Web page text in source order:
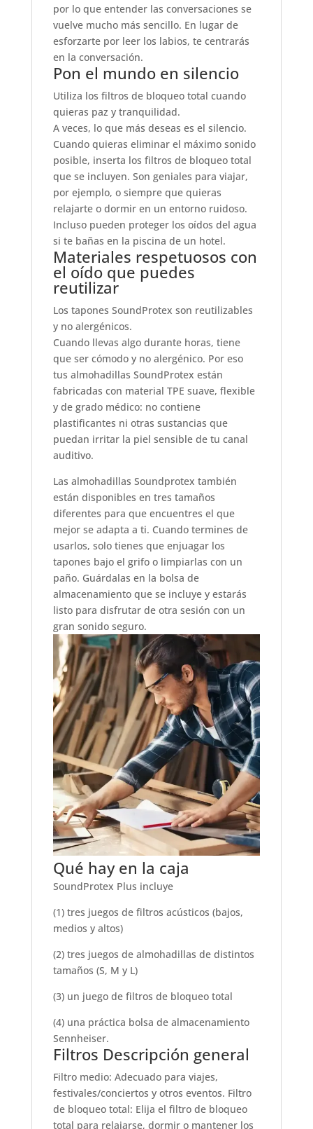
por lo que entender las conversaciones se
vuelve mucho más sencillo. En lugar de
esforzarte por leer los labios, te centrarás
en la conversación.
Pon el mundo en silencio
Utiliza los filtros de bloqueo total cuando
quieras paz y tranquilidad.
A veces, lo que más deseas es el silencio.
Cuando quieras eliminar el máximo sonido
posible, inserta los filtros de bloqueo total
que se incluyen. Son geniales para viajar,
por ejemplo, o siempre que quieras
relajarte o dormir en un entorno ruidoso.
Incluso pueden proteger los oídos del agua
si te bañas en la piscina de un hotel.
Materiales respetuosos con
el oído que puedes
reutilizar
Los tapones SoundProtex son reutilizables
y no alergénicos.
Cuando llevas algo durante horas, tiene
que ser cómodo y no alergénico. Por eso
tus almohadillas SoundProtex están
fabricadas con material TPE suave, flexible
y de grado médico: no contiene
plastificantes ni otras sustancias que
puedan irritar la piel sensible de tu canal
auditivo.
Las almohadillas Soundprotex también
están disponibles en tres tamaños
diferentes para que encuentres el que
mejor se adapta a ti. Cuando termines de
usarlos, solo tienes que enjuagar los
tapones bajo el grifo o limpiarlas con un
paño. Guárdalas en la bolsa de
almacenamiento que se incluye y estarás
listo para disfrutar de otra sesión con un
gran sonido seguro.
Qué hay en la caja
SoundProtex Plus incluye
(1) tres juegos de filtros acústicos (bajos,
medios y altos)
(2) tres juegos de almohadillas de distintos
tamaños (S, M y L)
(3) un juego de filtros de bloqueo total
(4) una práctica bolsa de almacenamiento
Sennheiser.
Filtros Descripción general
Filtro medio: Adecuado para viajes,
festivales/conciertos y otros eventos. Filtro
de bloqueo total: Elija el filtro de bloqueo
total para relajarse, dormir o mantener los